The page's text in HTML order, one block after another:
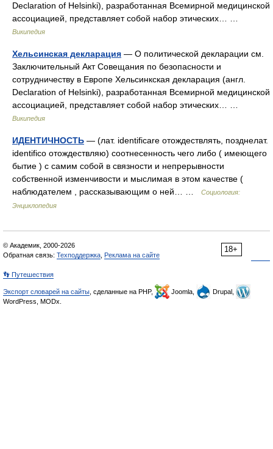
Declaration of Helsinki), разработанная Всемирной медицинской
ассоциацией, представляет собой набор этических… …
Википедия
Хельсинская декларация — О политической декларации см.
Заключительный Акт Совещания по безопасности и
сотрудничеству в Европе Хельсинкская декларация (англ.
Declaration of Helsinki), разработанная Всемирной медицинской
ассоциацией, представляет собой набор этических… …
Википедия
ИДЕНТИЧНОСТЬ — (лат. identificare отождествлять, позднелат.
identifico отождествляю) соотнесенность чего либо ( имеющего
бытие ) с самим собой в связности и непрерывности
собственной изменчивости и мыслимая в этом качестве (
наблюдателем , рассказывающим о ней… …
Социология:
Энциклопедия
18+
© Академик, 2000-2026
Обратная связь: Техподдержка Реклама на сайте
👣 Путешествия
Экспорт словарей на сайты , сделанные на PHP, Joomla,
Drupal,
WordPress, MODx.